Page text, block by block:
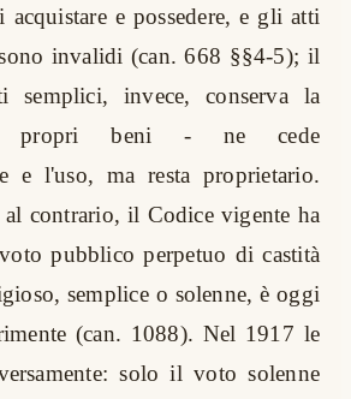
acquistare e possedere, e gli atti
invalidi (can. 668 §§4-5); il
semplici, invece, conserva la
propri beni - ne cede
e l'uso, ma resta proprietario.
contrario, il Codice vigente ha
pubblico perpetuo di castità
semplice o solenne, è oggi
(can. 1088). Nel 1917 le
solo il voto solenne